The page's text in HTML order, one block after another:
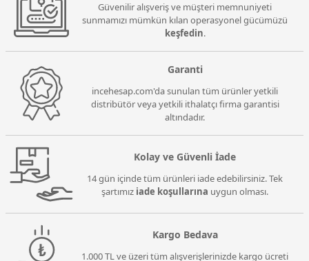
Güvenilir alışveriş ve müşteri memnuniyeti
sunmamızı mümkün kılan operasyonel gücümüzü
keşfedin.
Garanti
incehesap.com'da sunulan tüm ürünler yetkili
distribütör veya yetkili ithalatçı firma garantisi
altındadır.
Kolay ve Güvenli İade
14 gün içinde tüm ürünleri iade edebilirsiniz. Tek
şartımız iade koşullarına uygun olması.
Kargo Bedava
1.000 TL ve üzeri tüm alışverişlerinizde kargo ücreti